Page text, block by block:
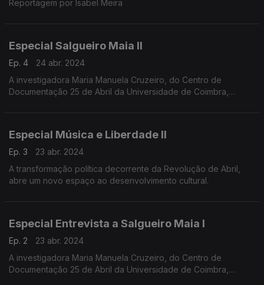
Reportagem por Isabel Meira
Especial Salgueiro Maia II
Ep. 4
24 abr. 2024
A investigadora Maria Manuela Cruzeiro, do Centro de
Documentação 25 de Abril da Universidade de Coimbra,
Especial Música e Liberdade II
Ep. 3
23 abr. 2024
A transformação política decorrente da Revolução de Abril,
abre um novo espaço ao desenvolvimento cultural.
Especial Entrevista a Salgueiro Maia I
Ep. 2
23 abr. 2024
A investigadora Maria Manuela Cruzeiro, do Centro de
Documentação 25 de Abril da Universidade de Coimbra,